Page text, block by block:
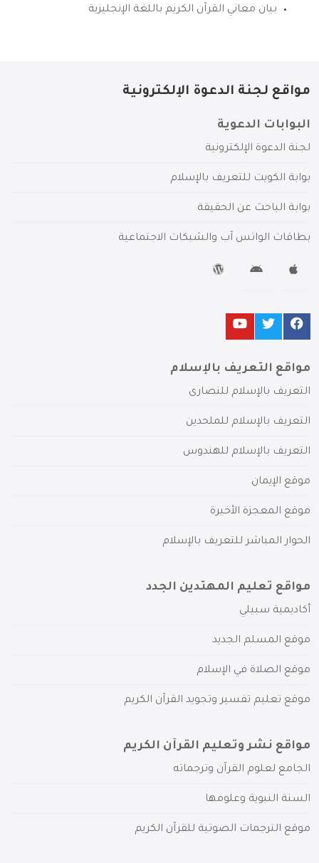
بيان معاني القرآن الكريم باللغة الإنجليزية
مواقع لجنة الدعوة الإلكترونية
البوابات الدعوية
لجنة الدعوة الإلكترونية
بوابة الكويت للتعريف بالإسلام
بوابة الباحث عن الحقيقة
بطاقات الواتس آب والشبكات الاجتماعية
مواقع التعريف بالإسلام
التعريف بالإسلام للنصارى
التعريف بالإسلام للملحدين
التعريف بالإسلام للهندوس
موقع الإيمان
موقع المعجزة الأخيرة
الحوار المباشر للتعريف بالإسلام
مواقع تعليم المهتدين الجدد
أكاديمية سبيلي
موقع المسلم الجديد
موقع الصلاة في الإسلام
موقع تعليم تفسير وتجويد القرآن الكريم
مواقع نشر وتعليم القرآن الكريم
الجامع لعلوم القرآن وترجماته
السنة النبوية وعلومها
موقع الترجمات الصوتية للقرآن الكريم